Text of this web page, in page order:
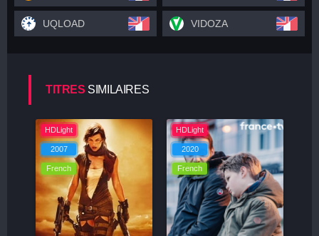
UQLOAD VIDOZA
TITRES SIMILAIRES
HDLight
2007
French
HDLight
2020
French